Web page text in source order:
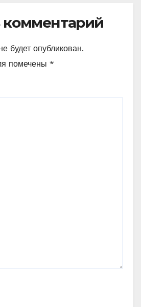
комментарий
будет опубликован.
помечены *